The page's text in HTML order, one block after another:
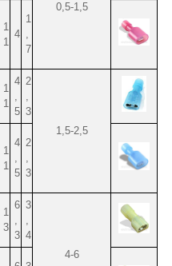
0,5-1,5
1
1
4
1
,
7
1
1
4
,
5
2
,
3
1,5-2,5
1
1
4
,
5
2
,
3
1
3
6
,
3
3
,
4
4-6